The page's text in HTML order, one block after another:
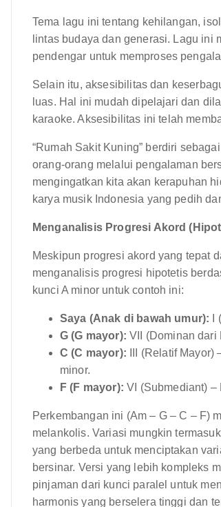
Tema lagu ini tentang kehilangan,
lintas budaya dan generasi. Lagu ini
pendengar untuk memproses
Selain itu, aksesibilitas dan
luas. Hal ini mudah dipelajari dan
karaoke. Aksesibilitas ini telah
“Rumah Sakit Kuning” berdiri
orang-orang melalui pengalaman
mengingatkan kita akan kerapuhan
karya musik Indonesia yang pedih
Menganalisis Progresi Akord
Meskipun progresi akord yang tepat
menganalisis progresi hipotetis
kunci A minor untuk contoh ini:
Saya (Anak di bawah umur): I
G (G mayor): VII (Dominan dari
C (C mayor): III (Relatif
minor.
F (F mayor): VI (Submediant) –
Perkembangan ini (Am – G – C – F)
melankolis. Variasi mungkin
yang berbeda untuk menciptakan
bersinar. Versi yang lebih kompleks
pinjaman dari kunci paralel untuk
harmonis yang berselera tinggi dan